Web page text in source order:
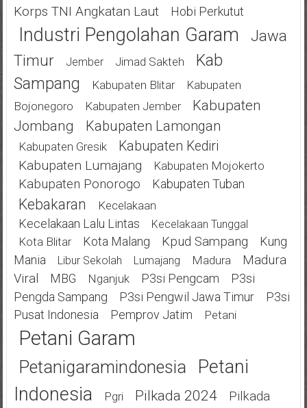
Korps TNI Angkatan Laut Hobi Perkutut
Industri Pengolahan Garam
Jawa
Timur
Jember Jimad Sakteh
Kab
Sampang
Kabupaten Blitar
Kabupaten
Bojonegoro
Kabupaten Jember
Kabupaten
Jombang
Kabupaten Lamongan
Kabupaten Gresik
Kabupaten Kediri
Kabupaten Lumajang
Kabupaten Mojokerto
Kabupaten Ponorogo Kabupaten Tuban
Kebakaran Kecelakaan
Kecelakaan Lalu Lintas Kecelakaan Tunggal
Kota Blitar Kota Malang Kpud Sampang
Kung
Mania
Libur Sekolah Lumajang Madura
Madura
Viral
MBG Nganjuk P3si Pengcam
P3si
Pengda Sampang
P3si Pengwil Jawa Timur
P3si
Pusat Indonesia
Pemprov Jatim Petani
Petani Garam
Petanigaramindonesia
Petani
Indonesia
Pgri Pilkada 2024
Pilkada